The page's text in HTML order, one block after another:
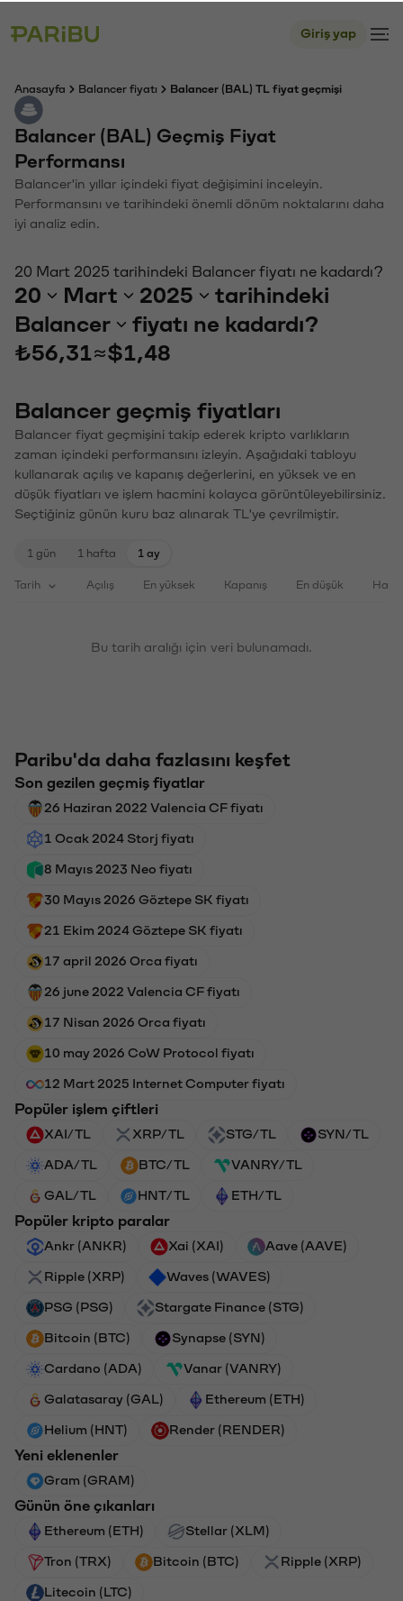
Giriş yap
Anasayfa Balancer fiyatı Balancer (BAL) TL fiyat geçmişi
Balancer (BAL) Geçmiş Fiyat
Performansı
Balancer'in yıllar içindeki fiyat değişimini inceleyin.
Performansını ve tarihindeki önemli dönüm noktalarını daha
iyi analiz edin.
20 Mart 2025 tarihindeki Balancer fiyatı ne kadardı?
20 Mart 2025
tarihindeki
Balancer
fiyatı ne kadardı?
₺56,31 ≈$1,48
Balancer geçmiş fiyatları
Balancer fiyat geçmişini takip ederek kripto varlıkların
zaman içindeki performansını izleyin. Aşağıdaki tabloyu
kullanarak açılış ve kapanış değerlerini, en yüksek ve en
düşük fiyatları ve işlem hacmini kolayca görüntüleyebilirsiniz.
Seçtiğiniz günün kuru baz alınarak TL'ye çevrilmiştir.
1 gün 1 hafta 1 ay
Tarih Açılış En yüksek Kapanış En düşük
Bu tarih aralığı için veri bulunamadı.
Paribu'da daha fazlasını keşfet
Son gezilen geçmiş fiyatlar
26 Haziran 2022 Valencia CF fiyatı
1 Ocak 2024 Storj fiyatı
8 Mayıs 2023 Neo fiyatı
30 Mayıs 2026 Göztepe SK fiyatı
21 Ekim 2024 Göztepe SK fiyatı
17 april 2026 Orca fiyatı
26 june 2022 Valencia CF fiyatı
17 Nisan 2026 Orca fiyatı
10 may 2026 CoW Protocol fiyatı
12 Mart 2025 Internet Computer fiyatı
Popüler işlem çiftleri
XAI/TL XRP/TL STG/TL SYN/TL
ADA/TL BTC/TL VANRY/TL
GAL/TL HNT/TL ETH/TL
Popüler kripto paralar
Ankr (ANKR) Xai (XAI) Aave (AAVE)
Ripple (XRP) Waves (WAVES)
PSG (PSG) Stargate Finance (STG)
Bitcoin (BTC) Synapse (SYN)
Cardano (ADA) Vanar (VANRY)
Galatasaray (GAL) Ethereum (ETH)
Helium (HNT) Render (RENDER)
Yeni eklenenler
Gram (GRAM)
Günün öne çıkanları
Ethereum (ETH) Stellar (XLM)
Tron (TRX) Bitcoin (BTC) Ripple (XRP)
Litecoin (LTC)